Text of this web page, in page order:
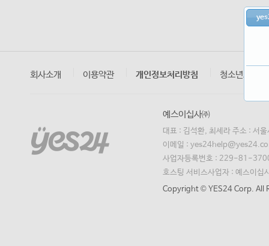
회사소개 이용약관 개인정보처리방침 청소년보호정
예스이십사㈜
대표 : 김석환, 최세라 주소 : 서
이메일 :
사업자등록번호 : 229-81-
호스팅 서비스사업자 : 예스이십
Copyright © YES24 Corp. All